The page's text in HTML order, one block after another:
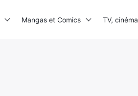
Mangas et Comics TV, cinéma